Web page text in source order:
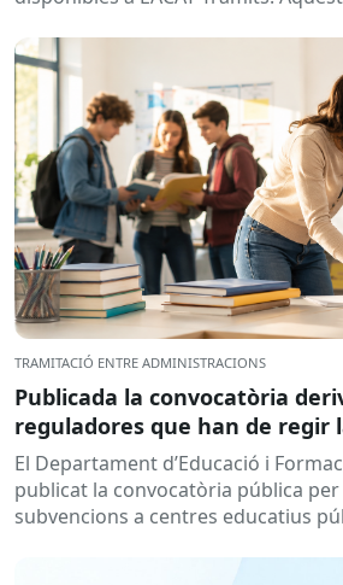
TRAMITACIÓ ENTRE ADMINISTRACIONS
Publicada la convocatòria
reguladores que han de regir
subvencions a centres
desenvolupament de
inserció, durant el curs 2026-
El Departament d’Educació i
publicat la convocatòria pública per
subvencions a centres educatius